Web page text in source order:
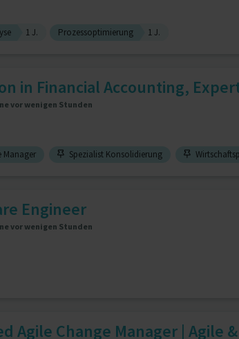
1 J. Prozessoptimierung 1 J.
in Financial Accounting,
vor wenigen Stunden
Manager Spezialist Konsolidierung
Engineer
vor wenigen Stunden
Agile Change Manager | Agile